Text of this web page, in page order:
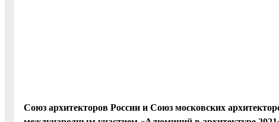
Союз архитекторов России и Союз московских